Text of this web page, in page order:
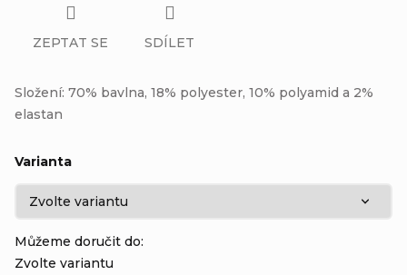
Varianta
Můžeme doručit do:
Zvolte variantu
Složení: 70% bavlna, 18% polyester, 10% polyamid a 2%
elastan
ZEPTAT SE SDÍLET